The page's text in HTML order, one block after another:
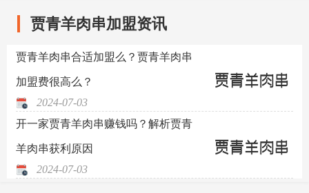
贾青羊肉串加盟资讯
贾青羊肉串合适加盟么？贾青羊肉串
加盟费很高么？
2024-07-03
开一家贾青羊肉串赚钱吗？解析贾青
羊肉串获利原因
2024-07-03